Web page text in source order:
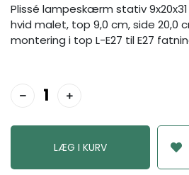
Plissé lampeskærm stativ 9x20x31
hvid malet, top 9,0 cm, side 20,0
montering i top L-E27 til E27